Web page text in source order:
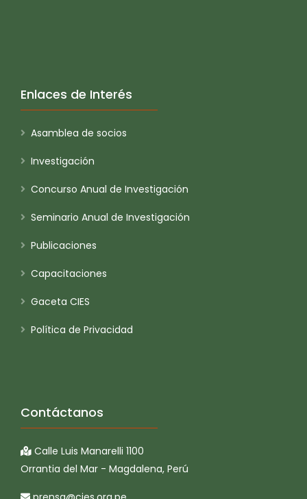
Enlaces de Interés
Asamblea de socios
Investigación
Concurso Anual de Investigación
Seminario Anual de Investigación
Publicaciones
Capacitaciones
Gaceta CIES
Política de Privacidad
Contáctanos
Calle Luis Manarelli 1100
Orrantia del Mar - Magdalena, Perú